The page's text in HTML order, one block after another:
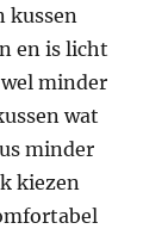
kussen
en is licht
minder
wat
minder
kiezen